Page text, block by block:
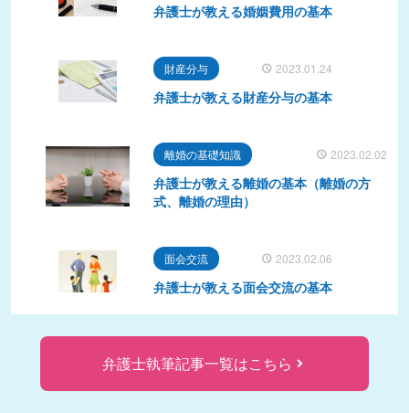
弁護士が教える婚姻費用の基本
財産分与 2023.01.24
弁護士が教える財産分与の基本
離婚の基礎知識 2023.02.02
弁護士が教える離婚の基本（離婚の方
式、離婚の理由）
面会交流 2023.02.06
弁護士が教える面会交流の基本
弁護士執筆記事一覧はこちら